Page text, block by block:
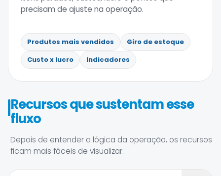
precisam de ajuste na operação.
Produtos mais vendidos
Giro de estoque
Custo x lucro
Indicadores
Recursos que sustentam esse
fluxo
Depois de entender a lógica da operação, os recursos
ficam mais fáceis de visualizar.